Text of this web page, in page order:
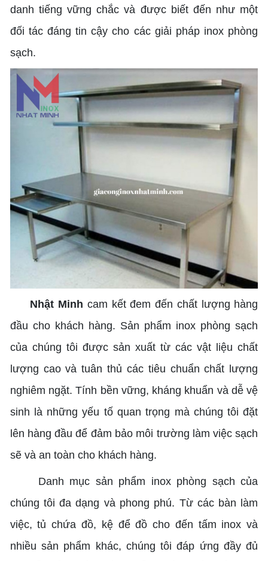
danh tiếng vững chắc và được biết đến như một
đối tác đáng tin cậy cho các giải pháp inox phòng
sạch.
Nhật Minh cam kết đem đến chất lượng hàng
đầu cho khách hàng. Sản phẩm inox phòng sạch
của chúng tôi được sản xuất từ các vật liệu chất
lượng cao và tuân thủ các tiêu chuẩn chất lượng
nghiêm ngặt. Tính bền vững, kháng khuẩn và dễ vệ
sinh là những yếu tố quan trọng mà chúng tôi đặt
lên hàng đầu để đảm bảo môi trường làm việc sạch
sẽ và an toàn cho khách hàng.
Danh mục sản phẩm inox phòng sạch của
chúng tôi đa dạng và phong phú. Từ các bàn làm
việc, tủ chứa đồ, kệ để đồ cho đến tấm inox và
nhiều sản phẩm khác, chúng tôi đáp ứng đầy đủ